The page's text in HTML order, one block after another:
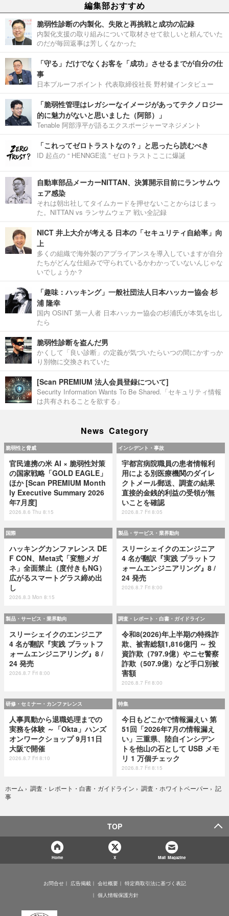
編集部おすすめ
脆弱性診断の内製化、失敗と再挑戦と成功の記録
内製化支援の取り組みについて取材させて欲しいと頼んでいた
のだが毎回返事は芳しくなかった
「守る」だけでなくお客を「成功」させるまでが自分の仕
事
日本プルーフポイント 代表取締役社長 野村健インタビュー
「脆弱性管理はレガシーなイメージがあってテクノロジー
的に魅力がないと思いました（阿部）」
Tenable 阿部淳平が語るエクスポージャーマネジメント
「これってゼロトラストなの？」と思ったら読むべき
ID 起点の “ HENNGE流 ” ゼロトラストここに爆誕
自動車部品メーカーNITTAN、決算開示目前にランサムウ
ェア感染
それは朝出社してタイムカードを押せないことからはじまっ
た。NITTAN vs ランサムウェア 戦い全記録
NICT 井上大介が考える 日本の「セキュリティ自給率」向
上
多くの組織で海外製のアプライアンスを導入していますが自分
たちがどんな仕組みで守られているかわかっていないんじゃな
いでしょうか？
「趣味：ハッキング」一般社団法人日本ハッカー協会 杉
浦 隆幸
国内 OSINT 第一人者 日本ハッカー協会の杉浦氏が本気を出し
たら
脆弱性診断を盗んだ男
かくして「良い診断」の定義が気づいたらいつの間にかすっか
り別物に交換されていた
[Scan PREMIUM 法人会員登録について]
Security Information Wants To Be Shared.「セキュリティ情報
は共有されることを欲する」
News Category
脆弱性と脅威
官民連携の米 AI × 脆弱性対策
の国家戦略「GOLD EAGLE」
ほか [Scan PREMIUM Month
ly Executive Summary 2026
年7月度]
2026.8.6 Thu 8:15
インシデント・事故
宇都宮病院職員の患者情報利
用による別医療機関のダイレ
クトメール郵送、調査の結果
直接的金銭的利益の受領が無
いことを確認
2026.8.7 Fri 8:05
国際
ハッキングカンファレンス DE
F CON、Meta式「変態メガ
ネ」全面禁止（度付きもNG）
広がるスマートグラス締め出
し
2026.8.3 Mon 8:15
製品・サービス・業界動向
スリーシェイクのエンジニア
4 名が翻訳『実践 プラットフ
ォームエンジニアリング』8 /
24 発売
2026.8.7 Fri 8:00
製品・サービス・業界動向
スリーシェイクのエンジニア
4 名が翻訳『実践 プラットフ
ォームエンジニアリング』8 /
24 発売
2026.8.7 Fri 8:00
調査・レポート・白書・ガイドライン
令和8(2026)年上半期の特殊詐
欺、被害総額1,816億円 ～ 投
資詐欺（797.9億）やニセ警察
詐欺（507.9億）など手口別被
害額
2026.8.7 Fri 8:00
研修・セミナー・カンファレンス
人事異動から退職処理までの
実務を体験 ～「Okta」ハンズ
オンワークショップ 9月11日
大阪で開催
2026.8.7 Fri 8:10
特集
今日もどこかで情報漏えい 第
51回「2026年7月の情報漏え
い」三重県、陸自インシデン
トを他山の石として USB メモ
リ 1 万個チェック
2026.8.7 Fri 8:15
ホーム › 調査・レポート・白書・ガイドライン › 調査・ホワイトペーパー › 記
事
TOP
Home X Mail Magazine
お問合せ 広告掲載 会社概要
特定商取引法に基づく表記
個人情報保護方針